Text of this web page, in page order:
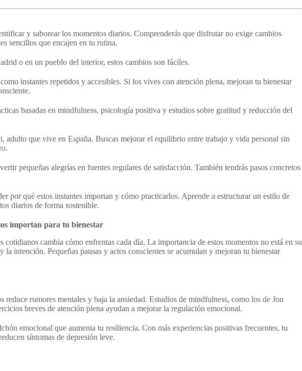
y saborear los momentos diarios. Comprenderás que disfrutar no exige cambios
sencillos que encajen en tu rutina.
o en un pueblo del interior, estos cambios son fáciles.
instantes repetidos y accesibles. Si los vives con atención plena, mejoran tu bienestar
basadas en mindfulness, psicología positiva y estudios sobre gratitud y reducción del
adulto que vive en España. Buscas mejorar el equilibrio entre trabajo y vida personal sin
pequeñas alegrías en fuentes regulares de satisfacción. También tendrás pasos concretos
por qué estos instantes importan y cómo practicarlos. Aprende a estructurar un estilo de
diarios de forma sostenible.
importan para tu bienestar
cotidianos cambia cómo enfrentas cada día. La importancia de estos momentos no está en su
la intención. Pequeñas pausas y actos conscientes se acumulan y mejoran tu bienestar
reduce rumores mentales y baja la ansiedad. Estudios de mindfulness, como los de Jon
breves de atención plena ayudan a mejorar la regulación emocional.
emocional que aumenta tu resiliencia. Con más experiencias positivas frecuentes, tu
síntomas de depresión leve.